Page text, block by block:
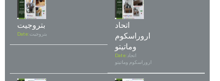
بتروجيت
Date:بتروجيت
اتحاد
اروراسكوم
وماتيتو
Date: اتحاد
اروراسكوم وماتيتو